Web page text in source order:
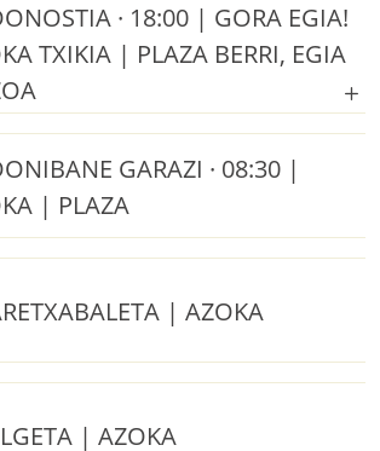
· 18:00 | GORA EGIA!
TXIKIA | PLAZA BERRI, EGIA
GARAZI · 08:30 |
| PLAZA
| AZOKA
| AZOKA